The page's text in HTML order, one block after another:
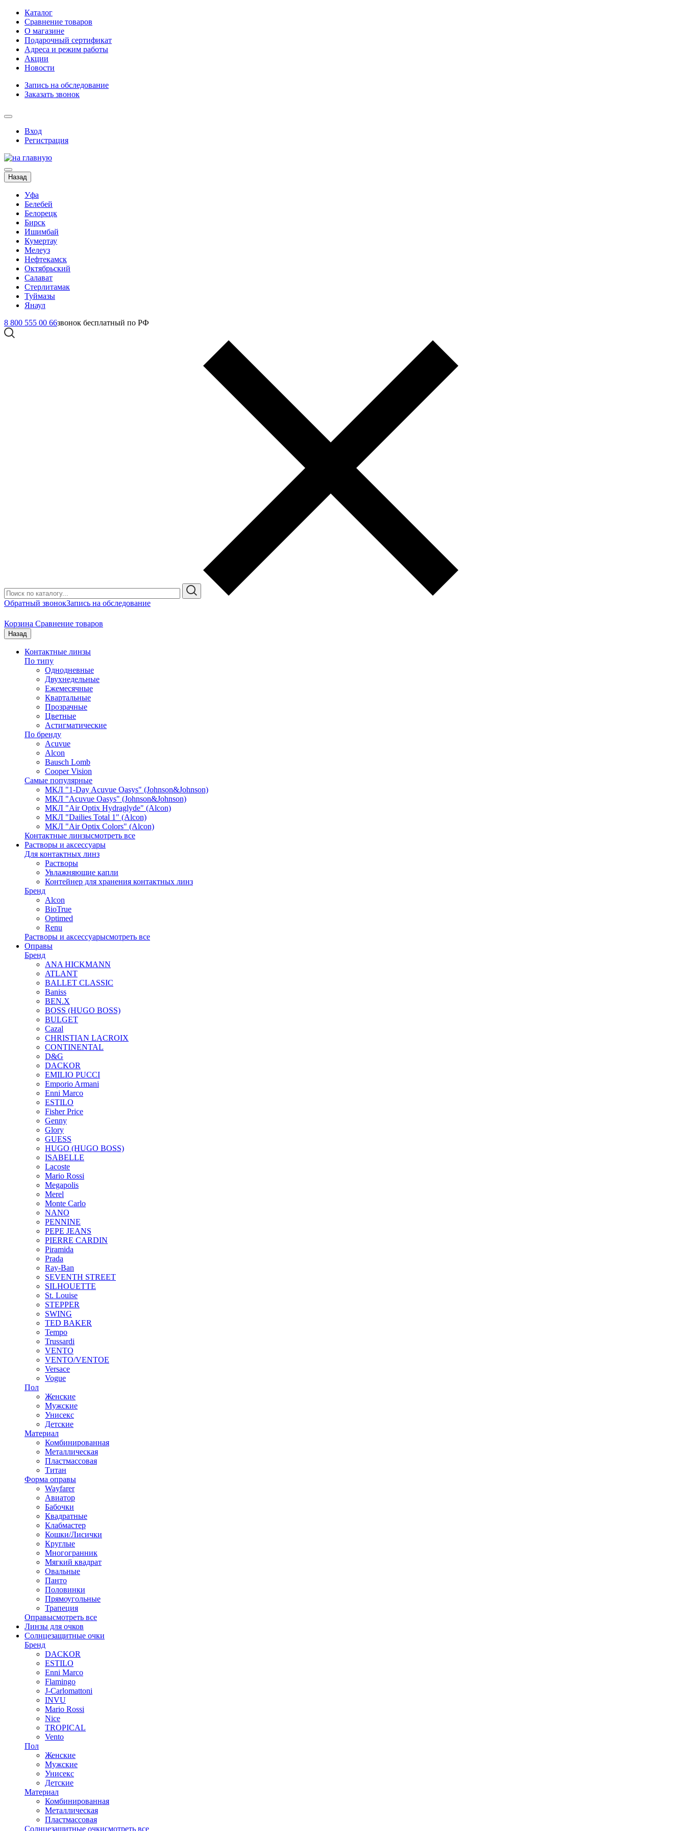
Каталог
Сравнение товаров
О магазине
Подарочный сертификат
Адреса и режим работы
Акции
Новости
Запись на обследование
Заказать звонок
Вход
Регистрация
Назад
Уфа
Белебей
Белорецк
Бирск
Ишимбай
Кумертау
Мелеуз
Нефтекамск
Октябрьский
Салават
Стерлитамак
Туймазы
Янаул
8 800 555 00 66звонок бесплатный по РФ
Обратный звонокЗапись на обследование
Корзина Сравнение товаров
Назад
Контактные линзы
По типу
Однодневные
Двухнедельные
Ежемесячные
Квартальные
Прозрачные
Цветные
Астигматические
По бренду
Acuvue
Alcon
Bausch Lomb
Cooper Vision
Самые популярные
МКЛ "1-Day Acuvue Oasys" (Johnson&Johnson)
МКЛ "Acuvue Oasys" (Johnson&Johnson)
МКЛ "Air Optix Hydraglyde" (Alcon)
МКЛ "Dailies Total 1" (Alcon)
МКЛ "Air Optix Colors" (Alcon)
Контактные линзысмотреть все
Растворы и аксессуары
Для контактных линз
Растворы
Увлажняющие капли
Контейнер для хранения контактных линз
Бренд
Alcon
BioTrue
Optimed
Renu
Растворы и аксессуарысмотреть все
Оправы
Бренд
ANA HICKMANN
ATLANT
BALLET CLASSIC
Baniss
BEN.X
BOSS (HUGO BOSS)
BULGET
Cazal
CHRISTIAN LACROIX
CONTINENTAL
D&G
DACKOR
EMILIO PUCCI
Emporio Armani
Enni Marco
ESTILO
Fisher Price
Genny
Glory
GUESS
HUGO (HUGO BOSS)
ISABELLE
Lacoste
Mario Rossi
Megapolis
Merel
Monte Carlo
NANO
PENNINE
PEPE JEANS
PIERRE CARDIN
Piramida
Prada
Ray-Ban
SEVENTH STREET
SILHOUETTE
St. Louise
STEPPER
SWING
TED BAKER
Tempo
Trussardi
VENTO
VENTO/VENTOE
Versace
Vogue
Пол
Женские
Мужские
Унисекс
Детские
Материал
Комбинированная
Металлическая
Пластмассовая
Титан
Форма оправы
Wayfarer
Авиатор
Бабочки
Квадратные
Клабмастер
Кошки/Лисички
Круглые
Многогранник
Мягкий квадрат
Овальные
Панто
Половинки
Прямоугольные
Трапеция
Оправысмотреть все
Линзы для очков
Солнцезащитные очки
Бренд
DACKOR
ESTILO
Enni Marco
Flamingo
J-Carlomattoni
INVU
Mario Rossi
Nice
TROPICAL
Vento
Пол
Женские
Мужские
Унисекс
Детские
Материал
Комбинированная
Металлическая
Пластмассовая
Солнцезащитные очкисмотреть все